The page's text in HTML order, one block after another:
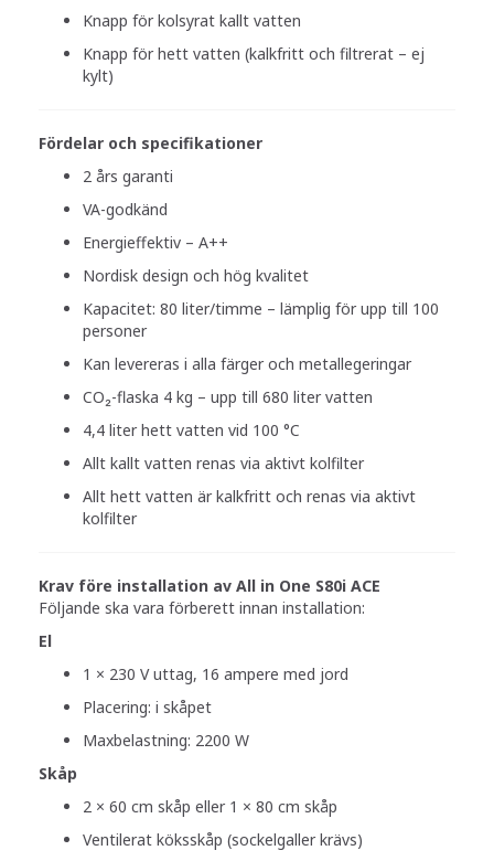
Knapp för kolsyrat kallt vatten
Knapp för hett vatten (kalkfritt och filtrerat – ej
kylt)
Fördelar och specifikationer
2 års garanti
VA-godkänd
Energieffektiv – A++
Nordisk design och hög kvalitet
Kapacitet: 80 liter/timme – lämplig för upp till 100
personer
Kan levereras i alla färger och metallegeringar
CO₂-flaska 4 kg – upp till 680 liter vatten
4,4 liter hett vatten vid 100 °C
Allt kallt vatten renas via aktivt kolfilter
Allt hett vatten är kalkfritt och renas via aktivt
kolfilter
Krav före installation av All in One S80i ACE
Följande ska vara förberett innan installation:
El
1 × 230 V uttag, 16 ampere med jord
Placering: i skåpet
Maxbelastning: 2200 W
Skåp
2 × 60 cm skåp eller 1 × 80 cm skåp
Ventilerat köksskåp (sockelgaller krävs)